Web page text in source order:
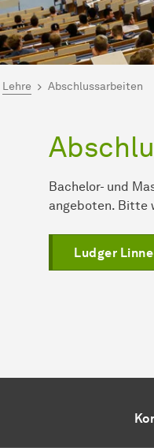
hier:
Lehre Abschlussarbeiten
Bachelor- und
angeboten. Bitte
Ludger